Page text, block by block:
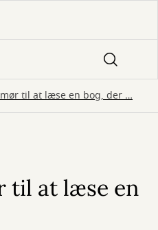
til at læse en bog, der …
til at læse en